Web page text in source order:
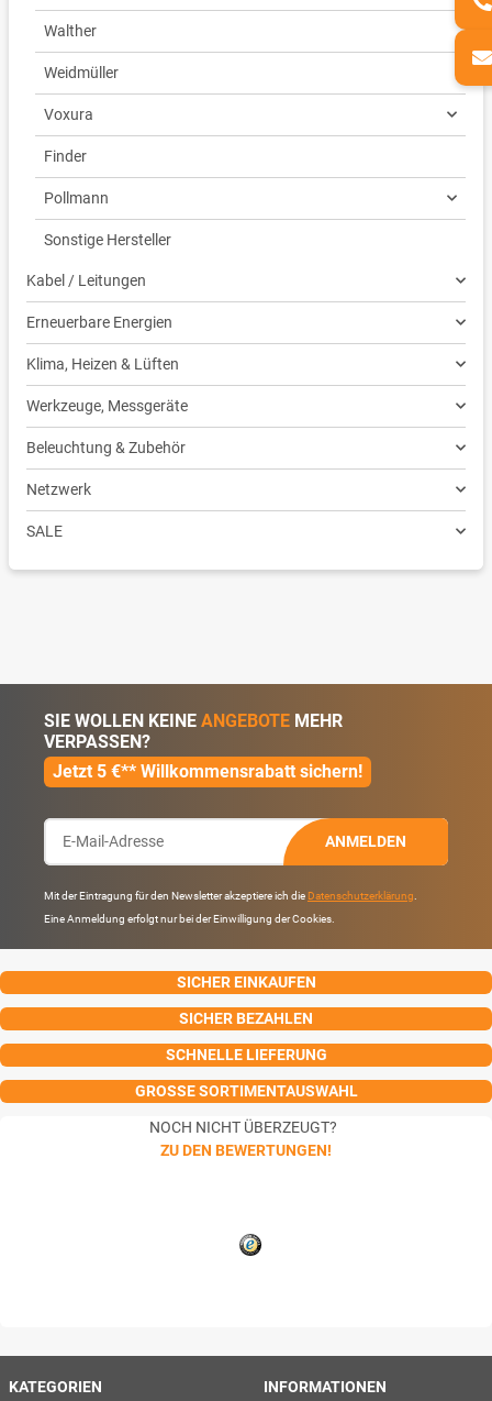
Walther
Weidmüller
Voxura
Finder
Pollmann
Sonstige Hersteller
Kabel / Leitungen
Erneuerbare Energien
Klima, Heizen & Lüften
Werkzeuge, Messgeräte
Beleuchtung & Zubehör
Netzwerk
SALE
SIE WOLLEN KEINE ANGEBOTE MEHR
VERPASSEN?
Jetzt 5 €** Willkommensrabatt sichern!
ANMELDEN
Mit der Eintragung für den Newsletter akzeptiere ich die Datenschutzerklärung
Eine Anmeldung erfolgt nur bei der Einwilligung der Cookies.
SICHER EINKAUFEN
SICHER BEZAHLEN
SCHNELLE LIEFERUNG
GROSSE SORTIMENTAUSWAHL
NOCH NICHT ÜBERZEUGT?
ZU DEN BEWERTUNGEN!
KATEGORIEN INFORMATIONEN